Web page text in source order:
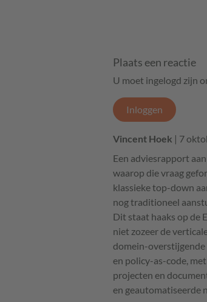
Plaats een reactie
U moet ingelogd zijn
Inloggen
Vincent Hoek | 7
Een adviesrapport
waarop die vraag
klassieke top-down
nog traditioneel
Dit staat haaks op de
niet zozeer de
domein-overstijgende
en policy-as-code,
projecten en
en geautomatiseerde